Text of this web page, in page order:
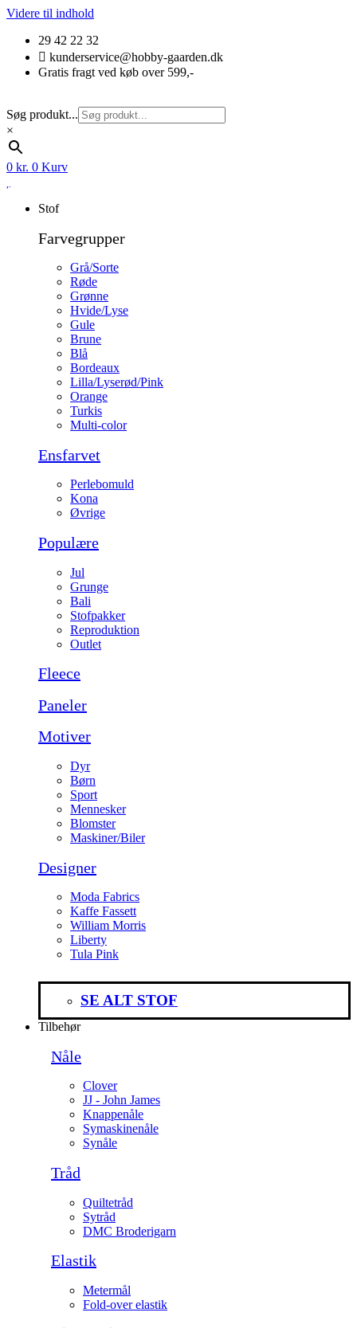
Videre til indhold
29 42 22 32
kunderservice@hobby-gaarden.dk
Gratis fragt ved køb over 599,-
Søg produkt...
×
0 kr. 0 Kurv
Stof
Farvegrupper
Grå/Sorte
Røde
Grønne
Hvide/Lyse
Gule
Brune
Blå
Bordeaux
Lilla/Lyserød/Pink
Orange
Turkis
Multi-color
Ensfarvet
Perlebomuld
Kona
Øvrige
Populære
Jul
Grunge
Bali
Stofpakker
Reproduktion
Outlet
Fleece
Paneler
Motiver
Dyr
Børn
Sport
Mennesker
Blomster
Maskiner/Biler
Designer
Moda Fabrics
Kaffe Fassett
William Morris
Liberty
Tula Pink
SE ALT STOF
Tilbehør
Nåle
Clover
JJ - John James
Knappenåle
Symaskinenåle
Synåle
Tråd
Quiltetråd
Sytråd
DMC Broderigarn
Elastik
Metermål
Fold-over elastik